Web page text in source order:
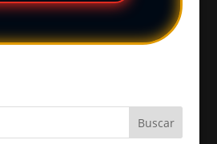
Buscar